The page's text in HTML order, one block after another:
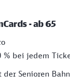
- ab 65
% bei jedem
Senioren